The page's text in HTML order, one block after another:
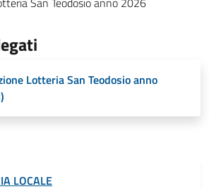
Lotteria San Teodosio anno
LOCALE